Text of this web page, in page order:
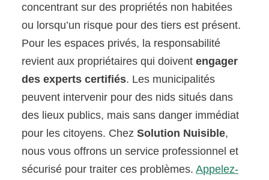
concentrant sur des propriétés non habitées
ou lorsqu’un risque pour des tiers est présent.
Pour les espaces privés, la responsabilité
revient aux propriétaires qui doiventengager
des experts certifiés. Les municipalités
peuvent intervenir pour des nids situés dans
des lieux publics, mais sans danger immédiat
pour les citoyens. ChezSolution Nuisible,
nous vous offrons un service professionnel et
sécurisé pour traiter ces problèmes.Appelez-